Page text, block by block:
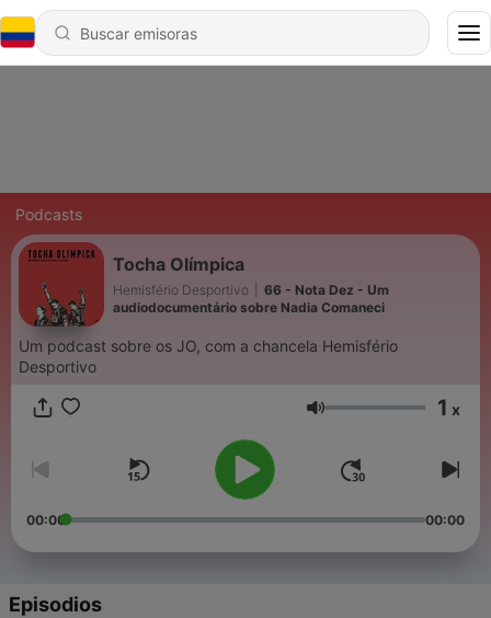
Podcasts
Tocha Olímpica
Hemisfério Desportivo
66 - Nota Dez - Um
audiodocumentário sobre Nadia Comaneci
Um podcast sobre os JO, com a chancela Hemisfério
Desportivo
Volumen 1 x
00:00 00:00
Episodios